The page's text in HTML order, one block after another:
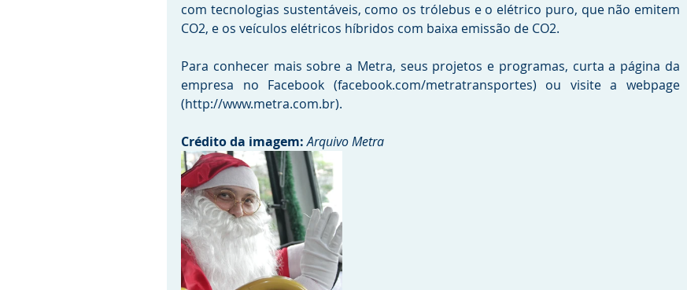
com tecnologias sustentáveis, como os trólebus e o elétrico puro, que não emitem
CO2, e os veículos elétricos híbridos com baixa emissão de CO2.
Para conhecer mais sobre a Metra, seus projetos e programas, curta a página da
empresa no Facebook (facebook.com/metratransportes) ou visite a webpage
(http://www.metra.com.br).
Crédito da imagem: Arquivo Metra